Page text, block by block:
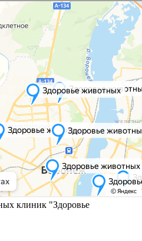
клиник "Здоровье